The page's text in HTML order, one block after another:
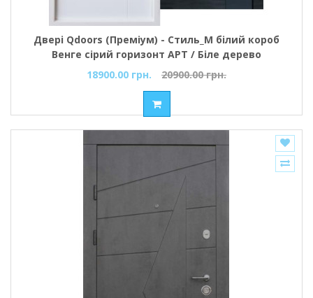
Двері Qdoors (Преміум) - Стиль_М білий короб
Венге сірий горизонт АРТ / Біле дерево
18900.00 грн.
20900.00 грн.